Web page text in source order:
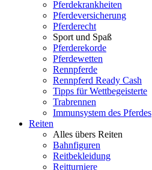
Pferdekrankheiten
Pferdeversicherung
Pferderecht
Sport und Spaß
Pferderekorde
Pferdewetten
Rennpferde
Rennpferd Ready Cash
Tipps für Wettbegeisterte
Trabrennen
Immunsystem des Pferdes
Reiten
Alles übers Reiten
Bahnfiguren
Reitbekleidung
Reitturniere